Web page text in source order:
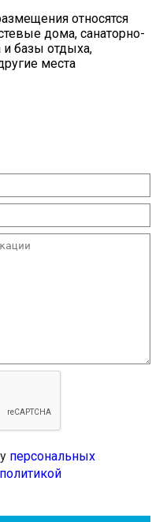
относятся
дома, санаторно-
и базы отдыха,
места
персональных